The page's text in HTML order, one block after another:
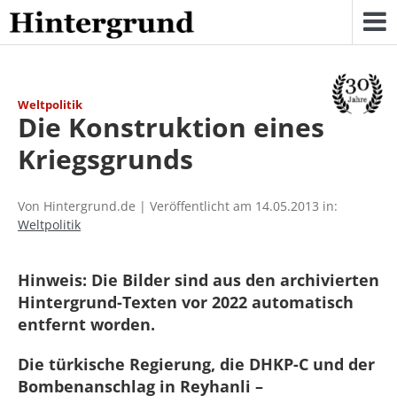
Skip
to
content
Weltpolitik
Die Konstruktion eines
Kriegsgrunds
Von Hintergrund.de | Veröffentlicht am 14.05.2013 in:
Weltpolitik
Hinweis: Die Bilder sind aus den archivierten
Hintergrund-Texten vor 2022 automatisch
entfernt worden.
Die türkische Regierung, die DHKP-C und der
Bombenanschlag in Reyhanli –